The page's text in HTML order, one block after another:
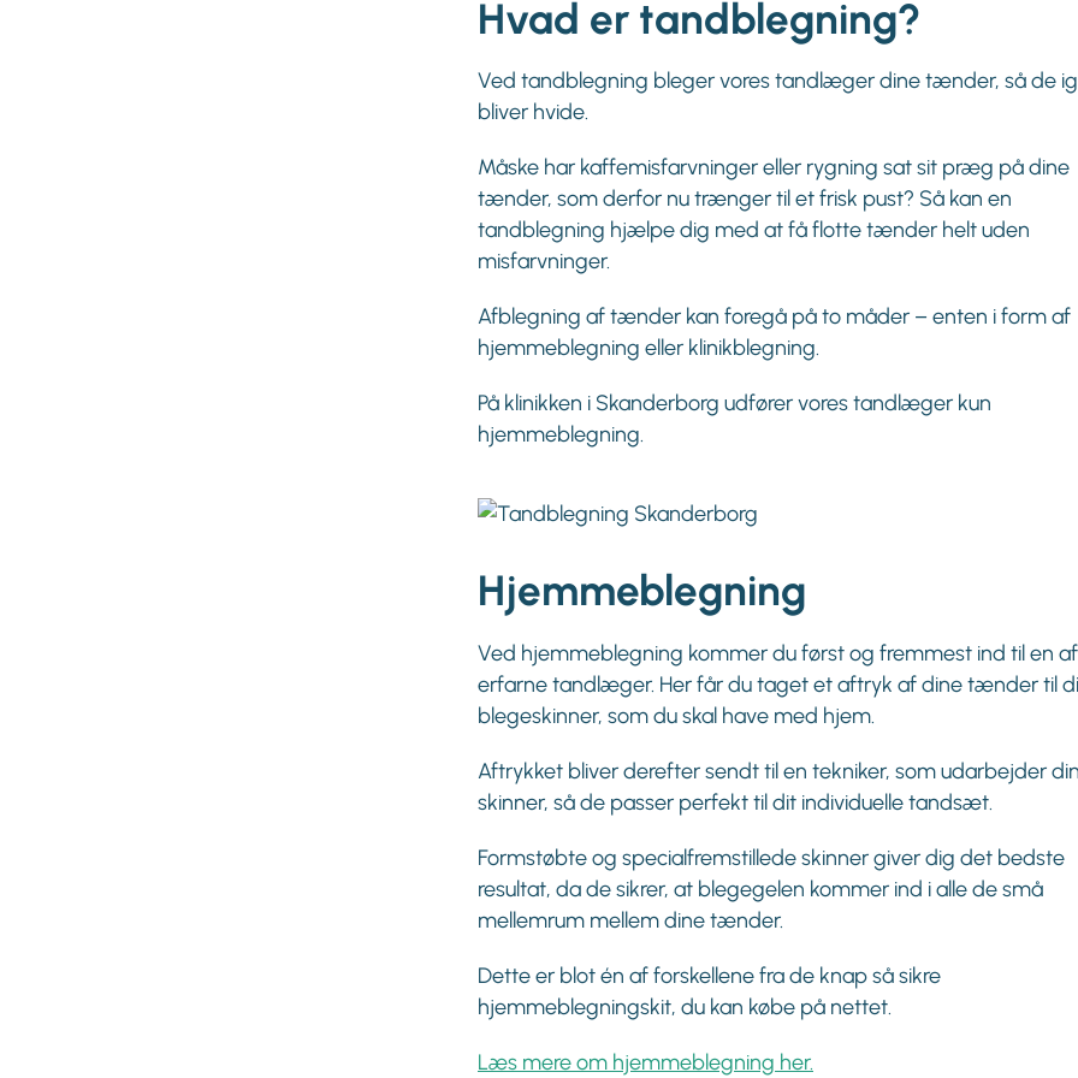
Hvad er tandblegning?
Ved tandblegning bleger vores tandlæger dine tænder, så de
bliver hvide.
Måske har kaffemisfarvninger eller rygning sat sit præg på dine
tænder, som derfor nu trænger til et frisk pust? Så kan en
tandblegning hjælpe dig med at få flotte tænder helt uden
misfarvninger.
Afblegning af tænder kan foregå på to måder – enten i form af
hjemmeblegning eller klinikblegning.
På klinikken i Skanderborg udfører vores tandlæger kun
hjemmeblegning.
Hjemmeblegning
Ved hjemmeblegning kommer du først og fremmest ind til en
erfarne tandlæger. Her får du taget et aftryk af dine tænder til
blegeskinner, som du skal have med hjem.
Aftrykket bliver derefter sendt til en tekniker, som udarbejder
skinner, så de passer perfekt til dit individuelle tandsæt.
Formstøbte og specialfremstillede skinner giver dig det bedste
resultat, da de sikrer, at blegegelen kommer ind i alle de små
mellemrum mellem dine tænder.
Dette er blot én af forskellene fra de knap så sikre
hjemmeblegningskit, du kan købe på nettet.
Læs mere om hjemmeblegning her.